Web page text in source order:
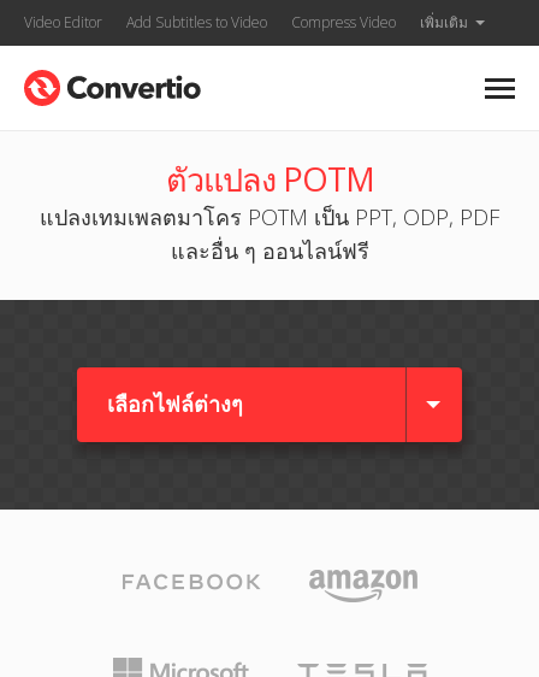
Video Editor Add Subtitles to Video Compress Video เพิ่มเติม
ตัวแปลง POTM
แปลงเทมเพลตมาโคร POTM เป็น PPT, ODP, PDF
และอื่น ๆ ออนไลน์ฟรี
เลือกไฟล์ต่างๆ​